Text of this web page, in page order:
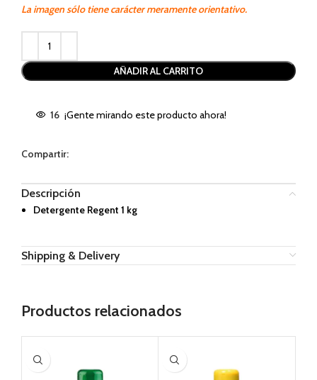
La imagen sólo tiene carácter meramente orientativo.
AÑADIR AL CARRITO
16 ¡Gente mirando este producto ahora!
Compartir:
Descripción
Detergente Regent 1 kg
Shipping & Delivery
Productos relacionados